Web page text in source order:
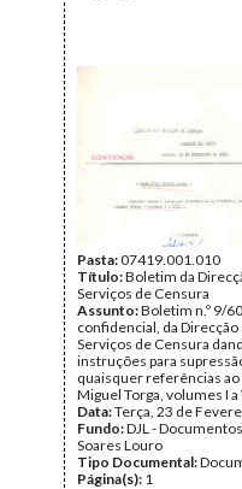
Pasta:07419.001.010
Título:Boletim da
Serviços de Censura
Assunto:Boletim n.º 9/
confidencial, da Direcção
Serviços de Censura
instruções para
quaisquer referências
Miguel Torga, volumes I a
Data:Terça, 23 de
Fundo:DJL -
Soares Louro
Tipo Documental:
Página(s): 1